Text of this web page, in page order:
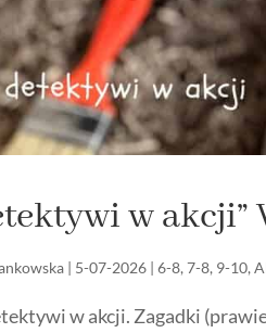
w
| 5-07-2026 |6-8,7-8, 9-10,
w akcji. Zagadki